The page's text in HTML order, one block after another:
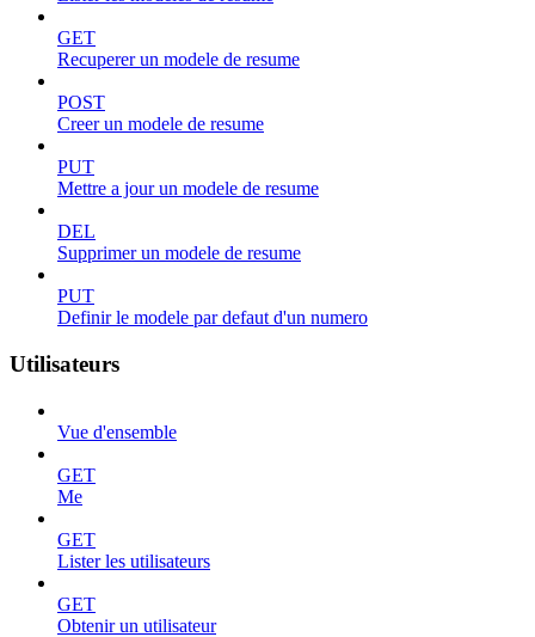
GET
Recuperer un modele de resume
POST
Creer un modele de resume
PUT
Mettre a jour un modele de resume
DEL
Supprimer un modele de resume
PUT
Definir le modele par defaut d'un numero
Utilisateurs
Vue d'ensemble
GET
Me
GET
Lister les utilisateurs
GET
Obtenir un utilisateur